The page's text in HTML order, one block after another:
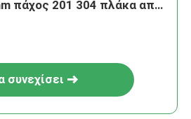
πάχος 201 304 πλάκα από
συνεχίσει